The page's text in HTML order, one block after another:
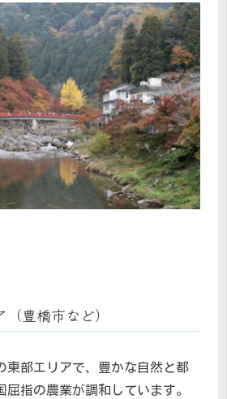
豊橋市など）
東部エリアで、豊かな自然と都
屈指の農業が調和しています。